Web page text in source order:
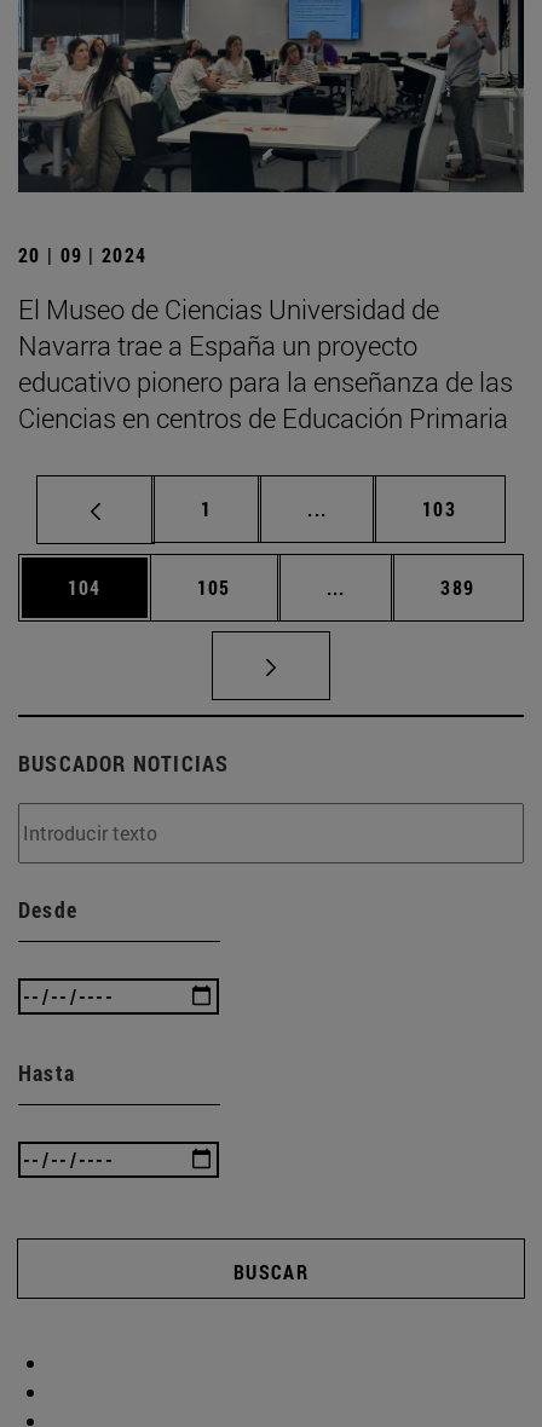
20 | 09 | 2024
El Museo de Ciencias Universidad de
Navarra trae a España un proyecto
educativo pionero para la enseñanza de las
Ciencias en centros de Educación Primaria
Página
1 ... Páginas intermedias
Página
103
Página
104 Página
105 ... Páginas intermedias
Página
389
BUSCADOR NOTICIAS
Desde
Hasta
BUSCAR